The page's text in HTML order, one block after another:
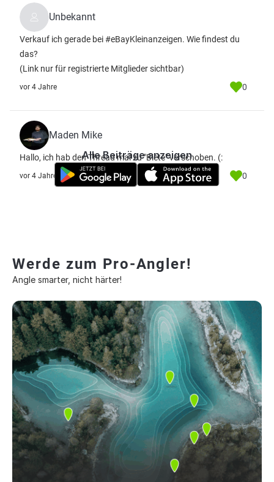
Unbekannt
Verkauf ich gerade bei #eBayKleinanzeigen. Wie findest du
das?
(Link nur für registrierte Mitglieder sichtbar)
vor 4 Jahre 0
Maden Mike
Hallo, ich hab den Thread mal zu "Biete" verschoben. (:
vor 4 Jahre 0
Alle Beiträge anzeigen
Werde zum Pro-Angler!
Angle smarter, nicht härter!